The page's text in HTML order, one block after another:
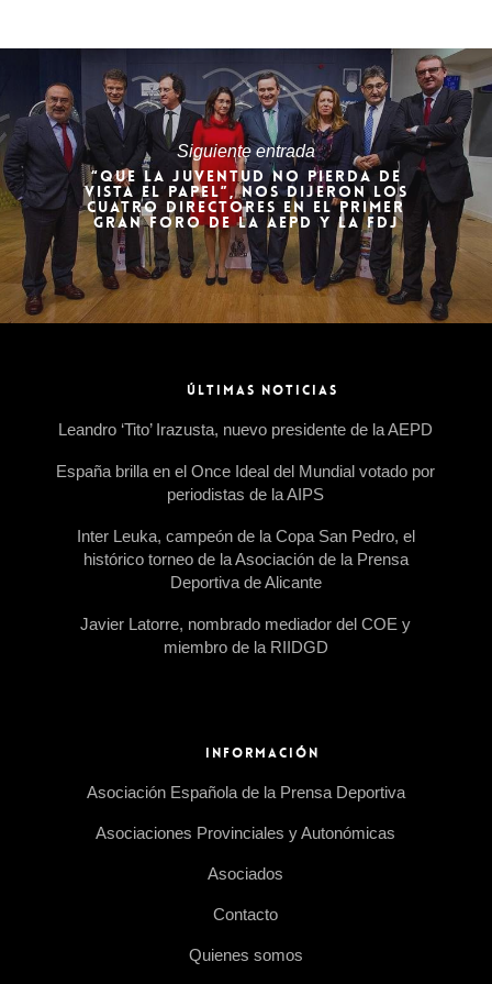
Siguiente entrada
“QUE LA JUVENTUD NO PIERDA DE
VISTA EL PAPEL”, NOS DIJERON LOS
CUATRO DIRECTORES EN EL PRIMER
GRAN FORO DE LA AEPD Y LA FDJ
ÚLTIMAS NOTICIAS
Leandro ‘Tito’ Irazusta, nuevo presidente de la AEPD
España brilla en el Once Ideal del Mundial votado por
periodistas de la AIPS
Inter Leuka, campeón de la Copa San Pedro, el
histórico torneo de la Asociación de la Prensa
Deportiva de Alicante
Javier Latorre, nombrado mediador del COE y
miembro de la RIIDGD
INFORMACIÓN
Asociación Española de la Prensa Deportiva
Asociaciones Provinciales y Autonómicas
Asociados
Contacto
Quienes somos